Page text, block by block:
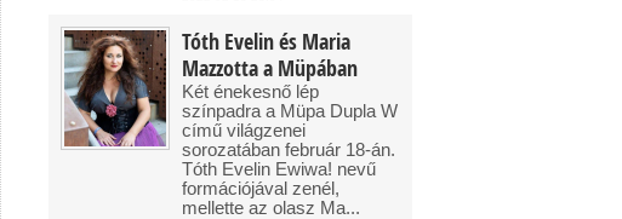
Tóth Evelin és Maria
Mazzotta a Müpában
Két énekesnő lép
színpadra a Müpa Dupla W
című világzenei
sorozatában február 18-án.
Tóth Evelin Ewiwa! nevű
formációjával zenél,
mellette az olasz Ma...